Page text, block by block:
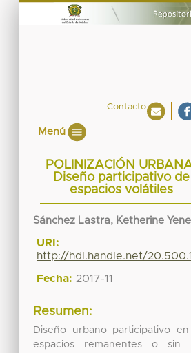
Contacto
Menú
POLINIZACIÓN
Diseño participativo de
espacios volátiles
Sánchez Lastra, Ketherine
URI:
http://hdl.handle.net/
Fecha: 2017-11
Resumen:
Diseño urbano participativo
espacios remanentes o sin